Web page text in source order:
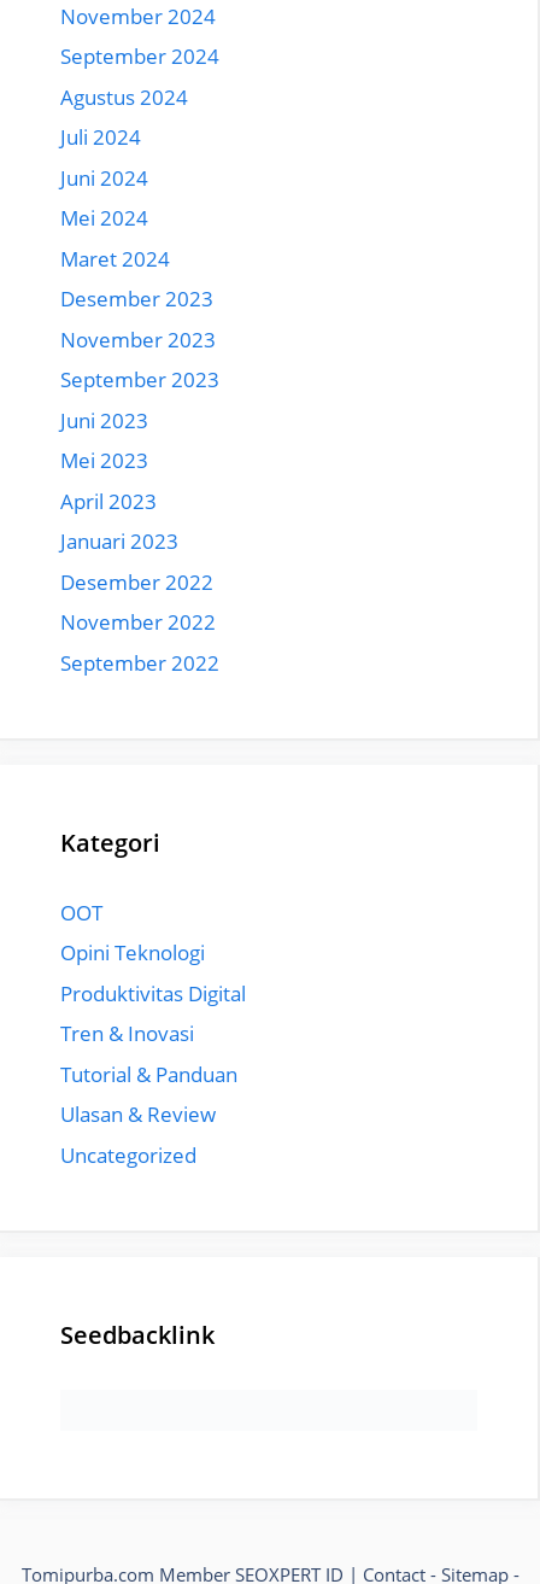
November 2024
September 2024
Agustus 2024
Juli 2024
Juni 2024
Mei 2024
Maret 2024
Desember 2023
November 2023
September 2023
Juni 2023
Mei 2023
April 2023
Januari 2023
Desember 2022
November 2022
September 2022
Kategori
OOT
Opini Teknologi
Produktivitas Digital
Tren & Inovasi
Tutorial & Panduan
Ulasan & Review
Uncategorized
Seedbacklink